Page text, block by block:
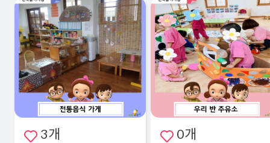
3개 0개